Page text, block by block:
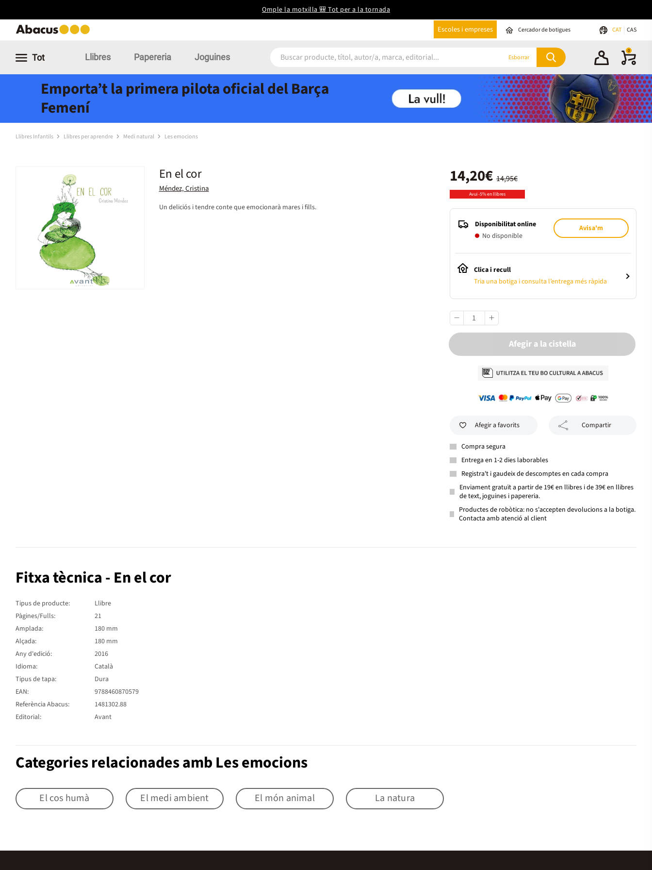
Omple la motxilla 🎒 Tot per a la tornada
Escoles i empreses Cercador de botigues CAT CAS
Tot Llibres Papereria Joguines Esborrar
0
Emporta’t la primera pilota oficial del Barça
Femení
Llibres Infantils Llibres per aprendre Medi natural Les emocions
En el cor
Méndez, Cristina
Un deliciós i tendre conte que emocionarà mares i fills.
14,95€
14,20€
Avui -5% en llibres
Disponibilitat online
No disponible
Avisa'm
Clica i recull
Tria una botiga i consulta l’entrega més ràpida
Afegir a la cistella
Afegir a favorits Compartir
Compra segura
Entrega en 1-2 dies laborables
Registra't i gaudeix de descomptes en cada compra
Enviament gratuït a partir de 19€ en llibres i de 39€ en llibres
de text, joguines i papereria.
Productes de robòtica: no s'accepten devolucions a la botiga.
Contacta amb atenció al client
Fitxa tècnica - En el cor
Tipus de producte:
Llibre
Pàgines/Fulls:
21
Amplada:
180 mm
Alçada:
180 mm
Any d'edició:
2016
Idioma:
Català
Tipus de tapa:
Dura
EAN:
9788460870579
Referència Abacus:
1481302.88
Editorial:
Avant
Categories relacionades amb Les emocions
El cos humà El medi ambient El món animal La natura